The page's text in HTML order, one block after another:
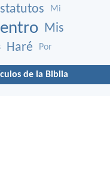
Mi
Mis
Haré Por
de la Biblia